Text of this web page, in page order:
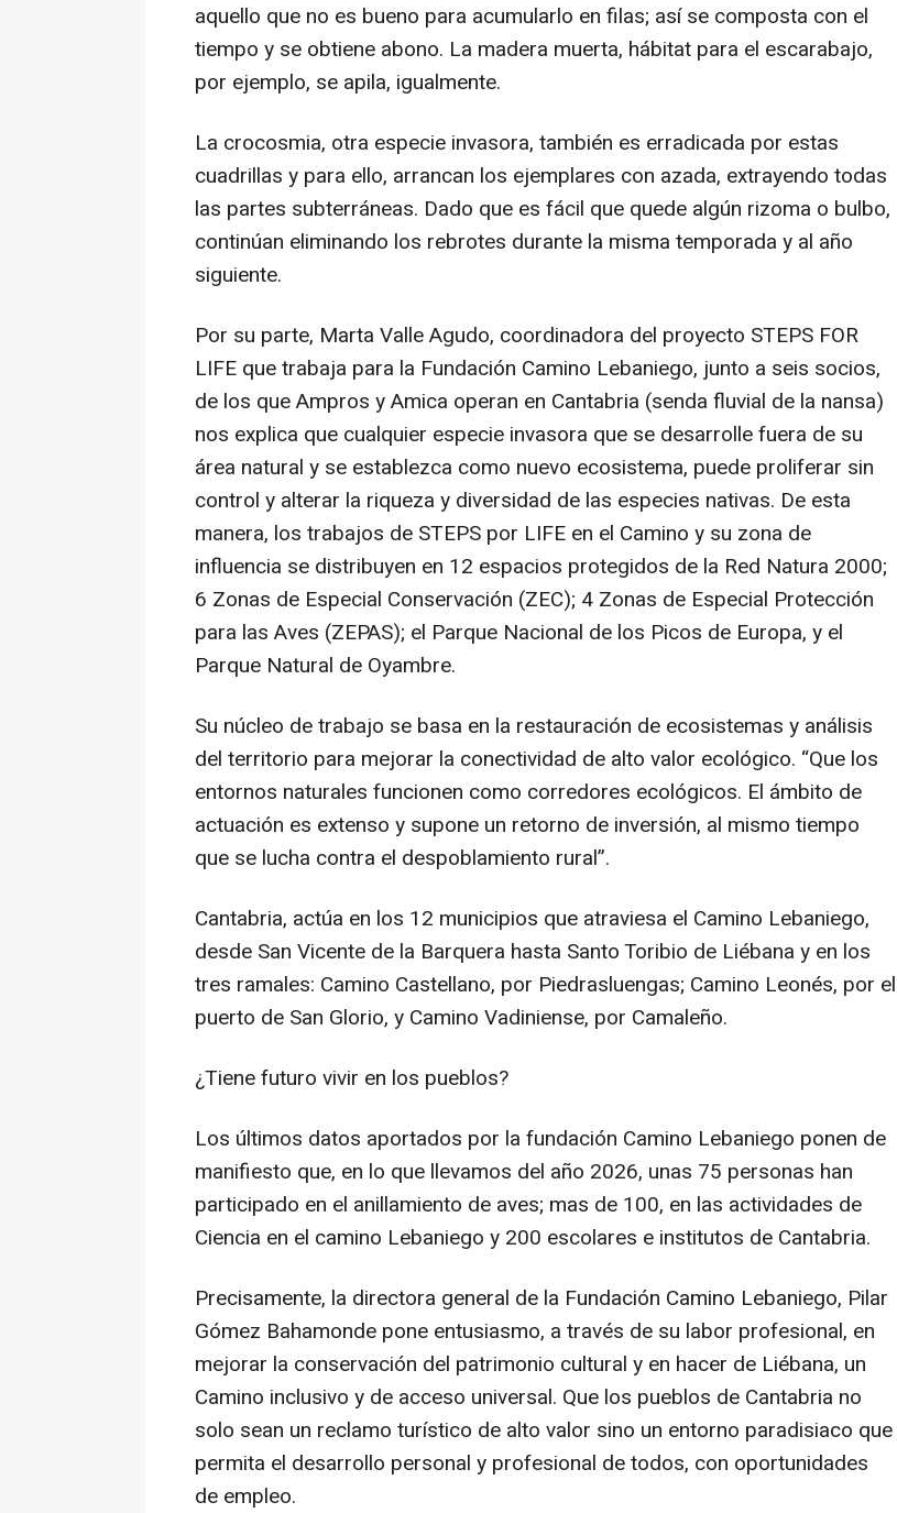
aquello que no es bueno para acumularlo en filas; así se composta con el
tiempo y se obtiene abono. La madera muerta, hábitat para el escarabajo,
por ejemplo, se apila, igualmente.
La crocosmia, otra especie invasora, también es erradicada por estas
cuadrillas y para ello, arrancan los ejemplares con azada, extrayendo todas
las partes subterráneas. Dado que es fácil que quede algún rizoma o bulbo,
continúan eliminando los rebrotes durante la misma temporada y al año
siguiente.
Por su parte, Marta Valle Agudo, coordinadora del proyecto STEPS FOR
LIFE que trabaja para la Fundación Camino Lebaniego, junto a seis socios,
de los que Ampros y Amica operan en Cantabria (senda fluvial de la nansa)
nos explica que cualquier especie invasora que se desarrolle fuera de su
área natural y se establezca como nuevo ecosistema, puede proliferar sin
control y alterar la riqueza y diversidad de las especies nativas. De esta
manera, los trabajos de STEPS por LIFE en el Camino y su zona de
influencia se distribuyen en 12 espacios protegidos de la Red Natura 2000;
6 Zonas de Especial Conservación (ZEC); 4 Zonas de Especial Protección
para las Aves (ZEPAS); el Parque Nacional de los Picos de Europa, y el
Parque Natural de Oyambre.
Su núcleo de trabajo se basa en la restauración de ecosistemas y análisis
del territorio para mejorar la conectividad de alto valor ecológico. “Que los
entornos naturales funcionen como corredores ecológicos. El ámbito de
actuación es extenso y supone un retorno de inversión, al mismo tiempo
que se lucha contra el despoblamiento rural”.
Cantabria, actúa en los 12 municipios que atraviesa el Camino Lebaniego,
desde San Vicente de la Barquera hasta Santo Toribio de Liébana y en los
tres ramales: Camino Castellano, por Piedrasluengas; Camino Leonés, por el
puerto de San Glorio, y Camino Vadiniense, por Camaleño.
¿Tiene futuro vivir en los pueblos?
Los últimos datos aportados por la fundación Camino Lebaniego ponen de
manifiesto que, en lo que llevamos del año 2026, unas 75 personas han
participado en el anillamiento de aves; mas de 100, en las actividades de
Ciencia en el camino Lebaniego y 200 escolares e institutos de Cantabria.
Precisamente, la directora general de la Fundación Camino Lebaniego, Pilar
Gómez Bahamonde pone entusiasmo, a través de su labor profesional, en
mejorar la conservación del patrimonio cultural y en hacer de Liébana, un
Camino inclusivo y de acceso universal. Que los pueblos de Cantabria no
solo sean un reclamo turístico de alto valor sino un entorno paradisiaco que
permita el desarrollo personal y profesional de todos, con oportunidades
de empleo.